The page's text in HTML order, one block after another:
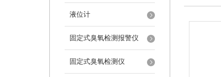
液位计
固定式臭氧检测报警仪
固定式臭氧检测仪